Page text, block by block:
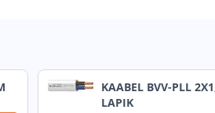
KAABEL BVV-PLL
LAPIK